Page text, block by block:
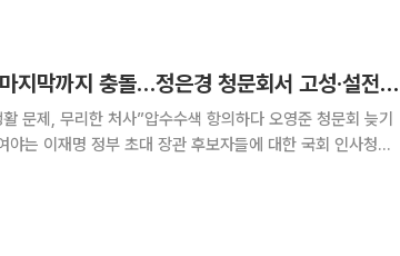
與野, 인사청문회 슈퍼위크 마지막까지 충돌…정은경 청문회서 고성·설전 [종합]
문제, 무리한 처사”압수수색 항의하다 오영준 청문회 늦기